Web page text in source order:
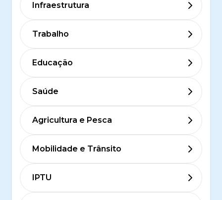
Infraestrutura
Trabalho
Educação
Saúde
Agricultura e Pesca
Mobilidade e Trânsito
IPTU